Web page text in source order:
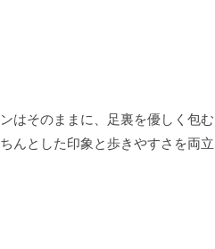
はそのままに、足裏を優しく包む
んとした印象と歩きやすさを両立